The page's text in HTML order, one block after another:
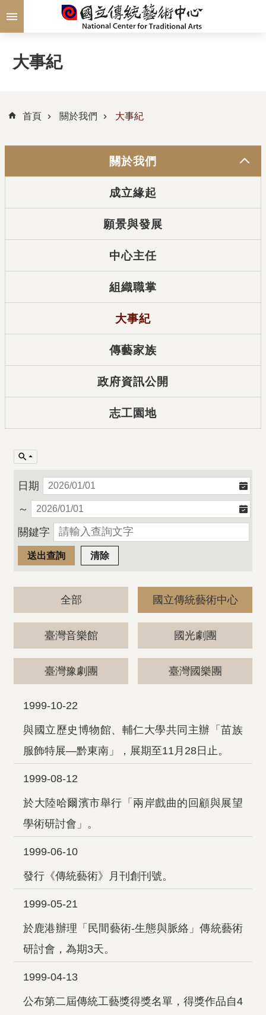
跳到主要內容區塊
大事紀
首頁 關於我們 大事紀
關於我們
成立緣起
願景與發展
中心主任
組織職掌
大事紀
傳藝家族
政府資訊公開
志工園地
日期
～
關鍵字
全部 國立傳統藝術中心
臺灣音樂館 國光劇團
臺灣豫劇團 臺灣國樂團
1999-10-22
與國立歷史博物館、輔仁大學共同主辦「苗族
服飾特展—黔東南」，展期至11月28日止。
1999-08-12
於大陸哈爾濱市舉行「兩岸戲曲的回顧與展望
學術研討會」。
1999-06-10
發行《傳統藝術》月刊創刊號。
1999-05-21
於鹿港辦理「民間藝術-生態與脈絡」傳統藝術
研討會，為期3天。
1999-04-13
公布第二屆傳統工藝獎得獎名單，得獎作品自4